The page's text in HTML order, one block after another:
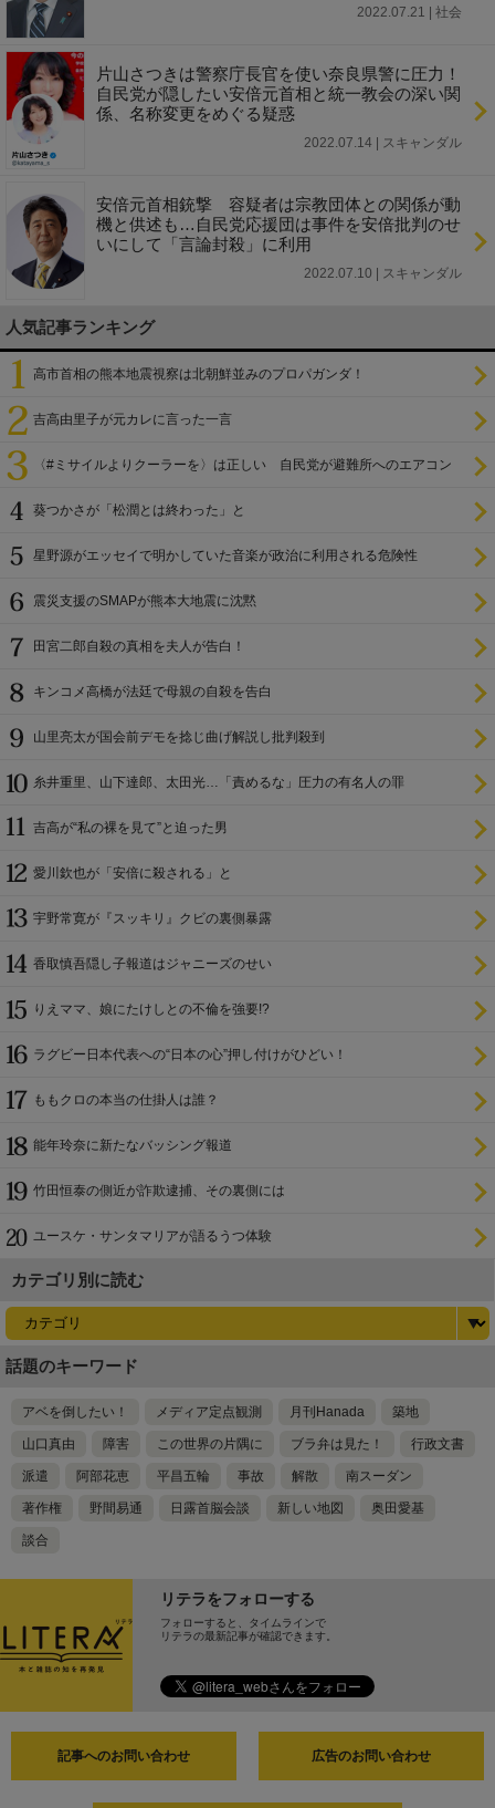
2022.07.21 | 社会
片山さつきは警察庁長官を使い奈良県警に圧力！
自民党が隠したい安倍元首相と統一教会の深い関
係、名称変更をめぐる疑惑
2022.07.14 | スキャンダル
安倍元首相銃撃 容疑者は宗教団体との関係が動
機と供述も…自民党応援団は事件を安倍批判のせ
いにして「言論封殺」に利用
2022.07.10 | スキャンダル
人気記事ランキング
高市首相の熊本地震視察は北朝鮮並みのプロパガンダ！
吉高由里子が元カレに言った一言
〈#ミサイルよりクーラーを〉は正しい 自民党が避難所へのエアコン
葵つかさが「松潤とは終わった」と
星野源がエッセイで明かしていた音楽が政治に利用される危険性
震災支援のSMAPが熊本大地震に沈黙
田宮二郎自殺の真相を夫人が告白！
キンコメ高橋が法廷で母親の自殺を告白
山里亮太が国会前デモを捻じ曲げ解説し批判殺到
糸井重里、山下達郎、太田光…「責めるな」圧力の有名人の罪
吉高が“私の裸を見て”と迫った男
愛川欽也が「安倍に殺される」と
宇野常寛が『スッキリ』クビの裏側暴露
香取慎吾隠し子報道はジャニーズのせい
りえママ、娘にたけしとの不倫を強要!?
ラグビー日本代表への“日本の心”押し付けがひどい！
ももクロの本当の仕掛人は誰？
能年玲奈に新たなバッシング報道
竹田恒泰の側近が詐欺逮捕、その裏側には
ユースケ・サンタマリアが語るうつ体験
カテゴリ別に読む
話題のキーワード
アベを倒したい！ メディア定点観測 月刊Hanada 築地
山口真由 障害 この世界の片隅に ブラ弁は見た！ 行政文書
派遣 阿部花恵 平昌五輪 事故 解散 南スーダン
著作権 野間易通 日露首脳会談 新しい地図 奥田愛基
談合
リテラをフォローする
フォローすると、タイムラインで
リテラの最新記事が確認できます。
記事へのお問い合わせ 広告のお問い合わせ